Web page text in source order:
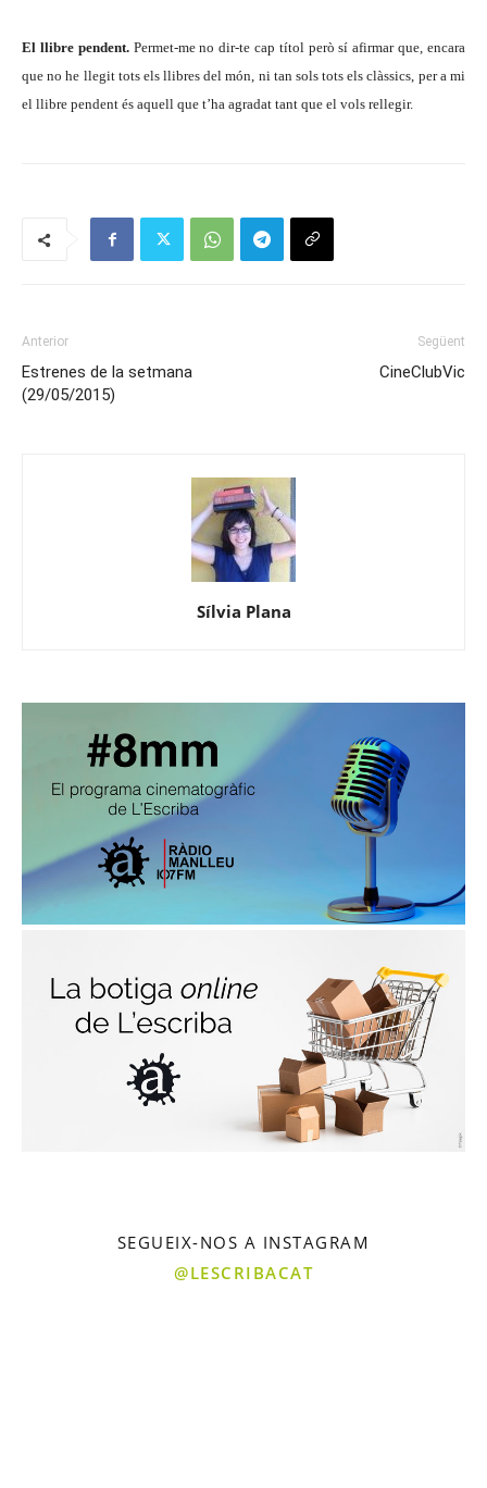
El llibre pendent. Permet-me no dir-te cap títol però sí afirmar que, encara
que no he llegit tots els llibres del món, ni tan sols tots els clàssics, per a mi
el llibre pendent és aquell que t’ha agradat tant que el vols rellegir.
Anterior
Estrenes de la setmana
(29/05/2015)
Següent
CineClubVic
Sílvia Plana
SEGUEIX-NOS A INSTAGRAM
@LESCRIBACAT